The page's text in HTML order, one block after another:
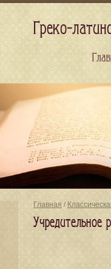
Главная /
Учредительное
Греко-